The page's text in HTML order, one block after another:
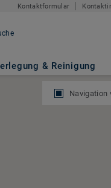
Kontaktformular
& Reinigung
Navigation